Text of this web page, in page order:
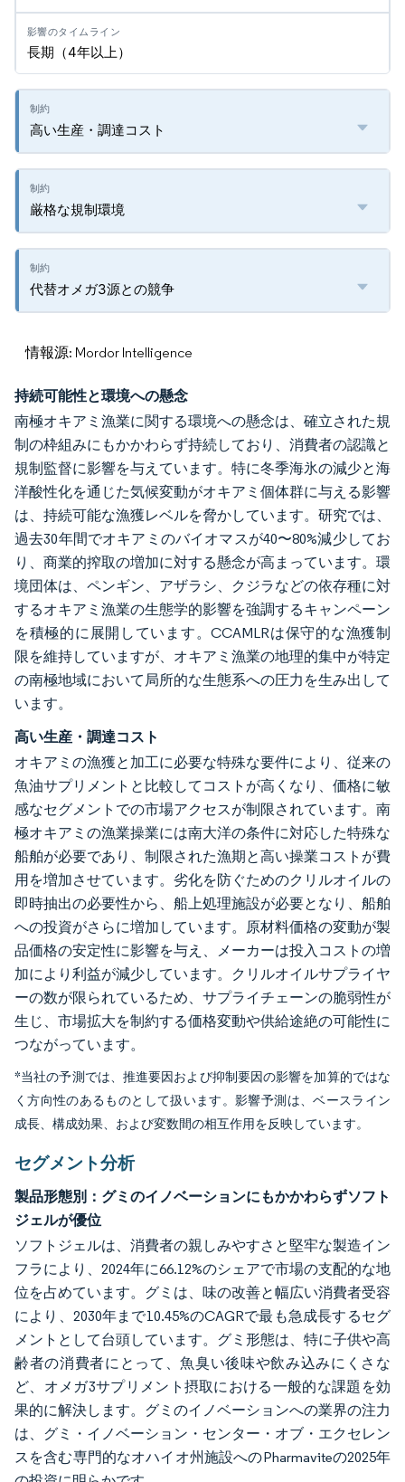
長期（4年以上）
高い生産・調達コスト
厳格な規制環境
代替オメガ3源との競争
情報源: Mordor Intelligence
持続可能性と環境への懸念
南極オキアミ漁業に関する環境への懸念は、確立された規
制の枠組みにもかかわらず持続しており、消費者の認識と
規制監督に影響を与えています。特に冬季海氷の減少と海
洋酸性化を通じた気候変動がオキアミ個体群に与える影響
は、持続可能な漁獲レベルを脅かしています。研究では、
過去30年間でオキアミのバイオマスが40〜80%減少してお
り、商業的搾取の増加に対する懸念が高まっています。環
境団体は、ペンギン、アザラシ、クジラなどの依存種に対
するオキアミ漁業の生態学的影響を強調するキャンペーン
を積極的に展開しています。CCAMLRは保守的な漁獲制
限を維持していますが、オキアミ漁業の地理的集中が特定
の南極地域において局所的な生態系への圧力を生み出して
います。
高い生産・調達コスト
オキアミの漁獲と加工に必要な特殊な要件により、従来の
魚油サプリメントと比較してコストが高くなり、価格に敏
感なセグメントでの市場アクセスが制限されています。南
極オキアミの漁業操業には南大洋の条件に対応した特殊な
船舶が必要であり、制限された漁期と高い操業コストが費
用を増加させています。劣化を防ぐためのクリルオイルの
即時抽出の必要性から、船上処理施設が必要となり、船舶
への投資がさらに増加しています。原材料価格の変動が製
品価格の安定性に影響を与え、メーカーは投入コストの増
加により利益が減少しています。クリルオイルサプライヤ
ーの数が限られているため、サプライチェーンの脆弱性が
生じ、市場拡大を制約する価格変動や供給途絶の可能性に
つながっています。
*当社の予測では、推進要因および抑制要因の影響を加算的ではな
く方向性のあるものとして扱います。影響予測は、ベースライン
成長、構成効果、および変数間の相互作用を反映しています。
セグメント分析
製品形態別：グミのイノベーションにもかかわらずソフト
ジェルが優位
ソフトジェルは、消費者の親しみやすさと堅牢な製造イン
フラにより、2024年に66.12%のシェアで市場の支配的な地
位を占めています。グミは、味の改善と幅広い消費者受容
により、2030年まで10.45%のCAGRで最も急成長するセグ
メントとして台頭しています。グミ形態は、特に子供や高
齢者の消費者にとって、魚臭い後味や飲み込みにくさな
ど、オメガ3サプリメント摂取における一般的な課題を効
果的に解決します。グミのイノベーションへの業界の注力
は、グミ・イノベーション・センター・オブ・エクセレン
スを含む専門的なオハイオ州施設へのPharmaviteの2025年